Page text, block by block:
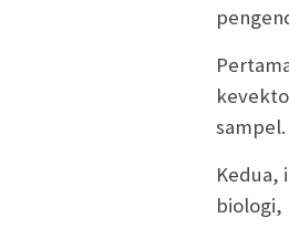
sampel.
Kedua,
biologi,